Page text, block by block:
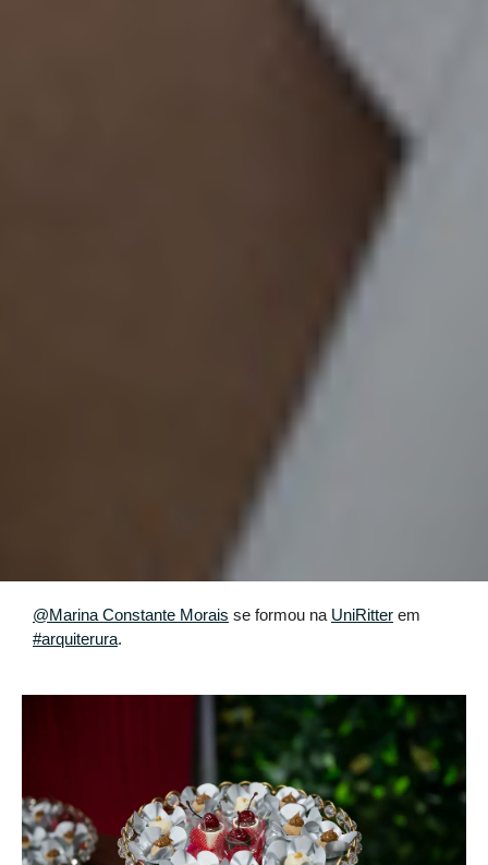
@Marina Constante Morais se formou na UniRitter em
#arquiterura.